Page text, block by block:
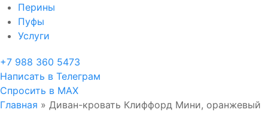
Перины
Пуфы
Услуги
+7 988 360 5473
Написать в Телеграм
Спросить в MAX
Главная » Диван-кровать Клиффорд Мини, оранжевый